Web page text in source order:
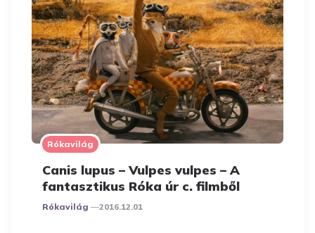
Rókavilág
Canis lupus – Vulpes vulpes – A
fantasztikus Róka úr c. filmből
Posted
Rókavilág 2016.12.01